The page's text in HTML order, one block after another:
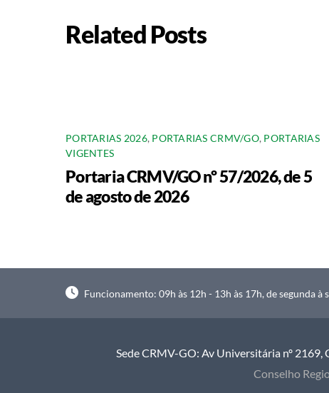
Related Posts
PORTARIAS 2026, PORTARIAS CRMV/GO, PORTARIAS
VIGENTES
Portaria CRMV/GO nº 57/2026, de 5
de agosto de 2026
Funcionamento: 09h às 12h - 13h às 17h, de segunda à
Sede CRMV-GO: Av Universitária nº
Conselho